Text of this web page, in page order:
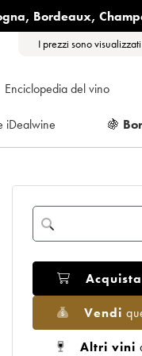
, Bordeaux,
I prezzi sono
Enciclopedia del vino
iDealwine 🍇
Acquista
Vendi
Altri vini